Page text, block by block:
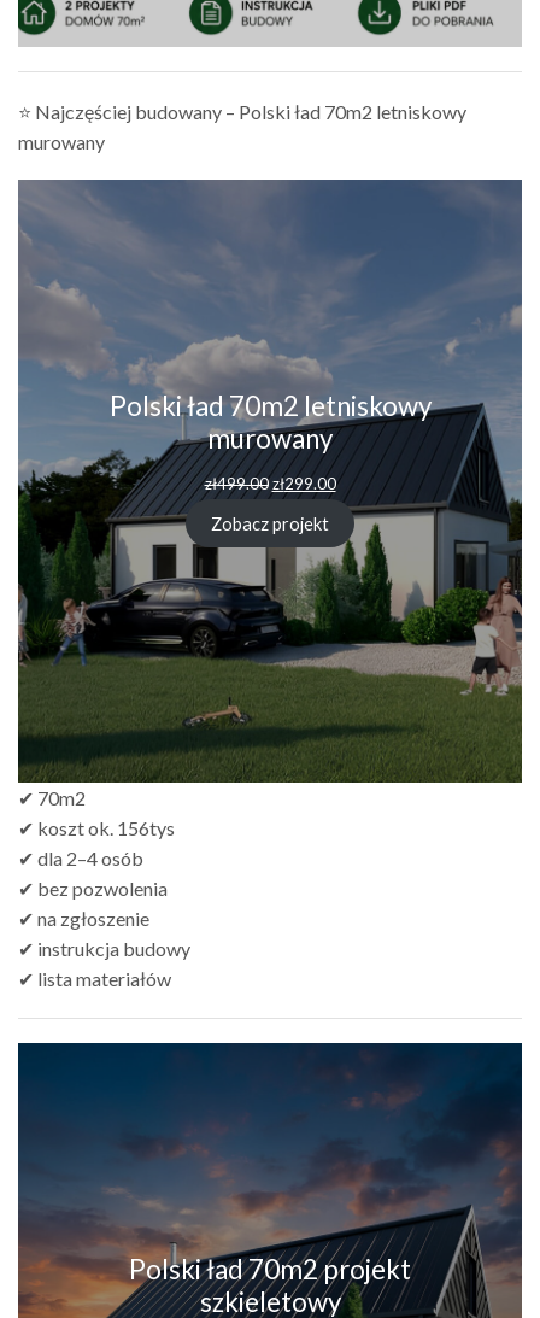
⭐ Najczęściej budowany – Polski ład 70m2 letniskowy
murowany
Polski ład 70m2 letniskowy
murowany
zł499.00Pierwotna
cena
wynosiła:
zł499.00.
zł299.00Aktualna
cena
wynosi:
zł299.00.
Zobacz projekt
✔ 70m2
✔ koszt ok. 156tys
✔ dla 2–4 osób
✔ bez pozwolenia
✔ na zgłoszenie
✔ instrukcja budowy
✔ lista materiałów
Polski ład 70m2 projekt
szkieletowy